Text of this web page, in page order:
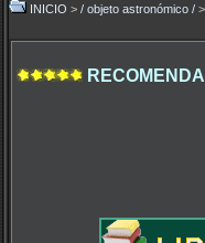
INICIO > / objeto astronómico / >